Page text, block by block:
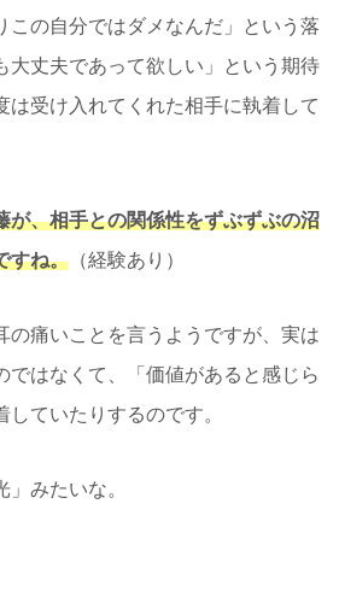
この自分ではダメなんだ」という落
大丈夫であって欲しい」という期待
は受け入れてくれた相手に執着して
が、相手との関係性をずぶずぶの沼
すね。 （経験あり）
の痛いことを言うようですが、実は
ではなくて、「価値があると感じら
ていたりするのです。
みたいな。